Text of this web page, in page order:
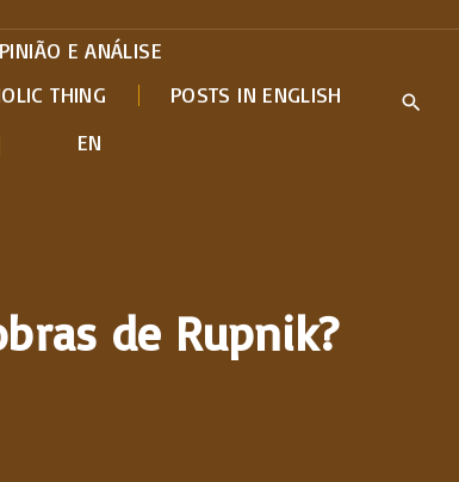
E ANÁLISE
THING
POSTS IN ENGLISH
EN
de Rupnik?